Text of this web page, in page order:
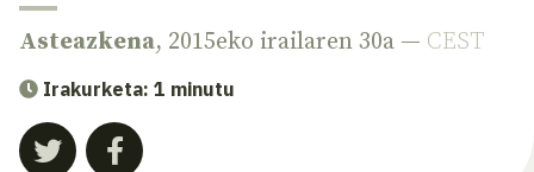
Asteazkena, 2015eko irailaren 30a — CEST
Irakurketa: 1 minutu